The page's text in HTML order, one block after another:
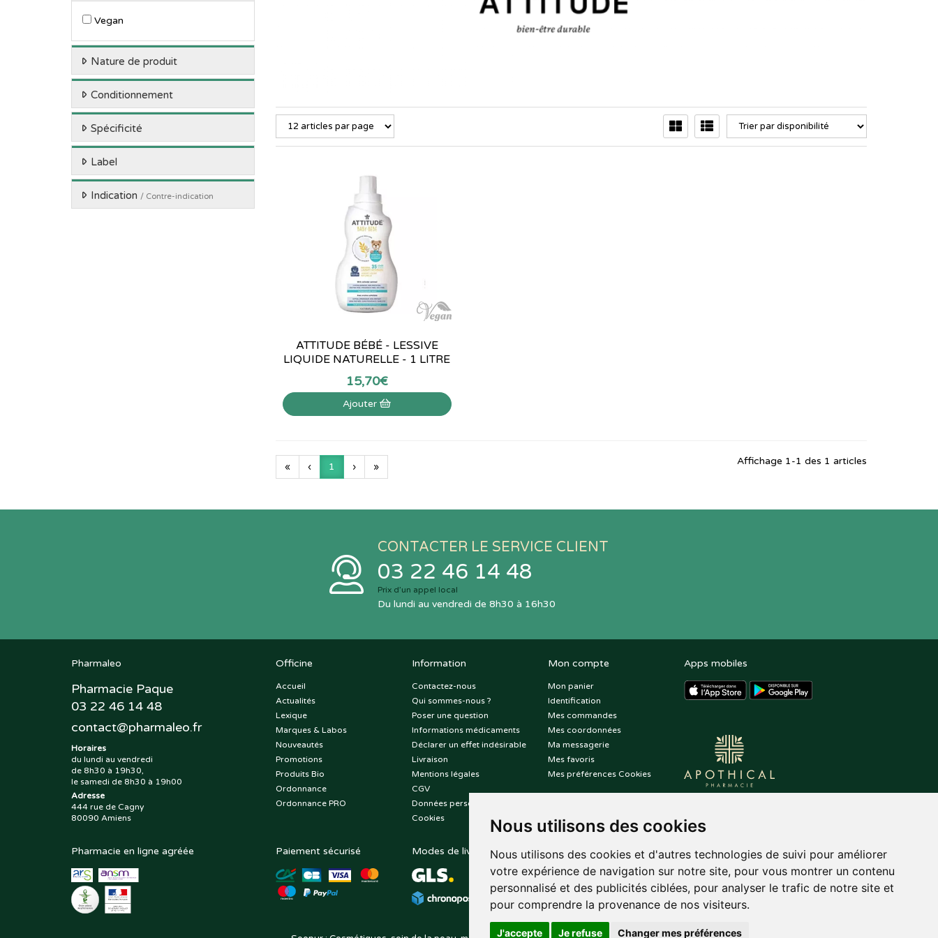
Nous utilisons des cookies
Nous utilisons des cookies et d'autres technologies de suivi pour améliorer
votre expérience de navigation sur notre site, pour vous montrer un contenu
personnalisé et des publicités ciblées, pour analyser le trafic de notre site et
pour comprendre la provenance de nos visiteurs.
J'accepte Je refuse Changer mes préférences
Vegan
Nature de produit
Conditionnement
Spécificité
Label
Indication / Contre-indication
ATTITUDE BÉBÉ - LESSIVE
LIQUIDE NATURELLE - 1 LITRE
15,70€
Ajouter
« ‹ 1 › » Affichage 1-1 des 1 articles
CONTACTER LE SERVICE CLIENT
03 22 46 14 48
Prix d’un appel local
Du lundi au vendredi de 8h30 à 16h30
Pharmaleo
Pharmacie Paque
03 22 46 14 48
contact@pharmaleo.fr
Horaires
du lundi au vendredi
de 8h30 à 19h30,
le samedi de 8h30 à 19h00
Adresse
444 rue de Cagny
80090 Amiens
Officine
Accueil
Actualités
Lexique
Marques & Labos
Nouveautés
Promotions
Produits Bio
Ordonnance
Ordonnance PRO
Information
Contactez-nous
Qui sommes-nous ?
Poser une question
Informations médicaments
Déclarer un effet indésirable
Livraison
Mentions légales
CGV
Données personnelles
Cookies
Mon compte
Mon panier
Identification
Mes commandes
Mes coordonnées
Ma messagerie
Mes favoris
Mes préférences Cookies
Apps mobiles
Pharmacie en ligne agréée Paiement sécurisé Modes de livraison Suivez-nous sur